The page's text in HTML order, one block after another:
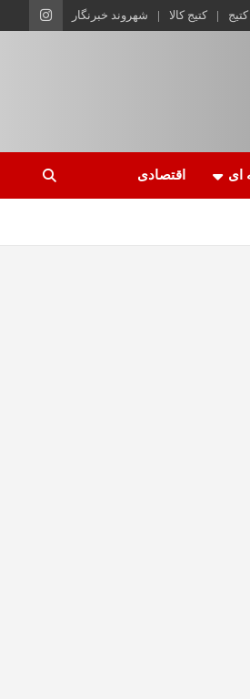
کتیج کالا شهروند خبرنگار
ای اقتصادی